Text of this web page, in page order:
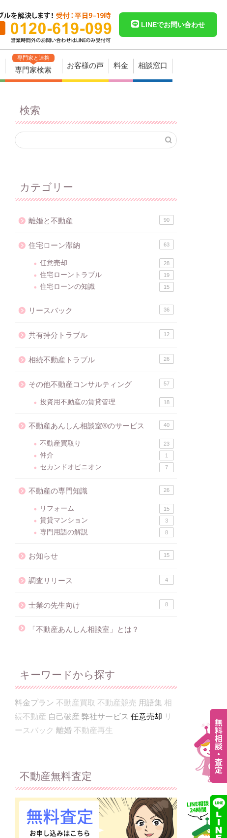
LINEでお問い合わせ
専門家と連携
専門家検索
お客様の声 料金 相談窓口
検索
カテゴリー
離婚と不動産 90
住宅ローン滞納 63
任意売却 28
住宅ローントラブル 19
住宅ローンの知識 15
リースバック 36
共有持分トラブル 12
相続不動産トラブル 26
その他不動産コンサルティング 57
投資用不動産の賃貸管理 18
不動産あんしん相談室®のサービス 40
不動産買取り 23
仲介 1
セカンドオピニオン 7
不動産の専門知識 26
リフォーム 15
賃貸マンション 3
専門用語の解説 8
お知らせ 15
調査リリース 4
士業の先生向け 8
「不動産あんしん相談室」とは？
キーワードから探す
料金プラン 不動産買取 不動産競売 用語集 相
続不動産 自己破産 弊社サービス 任意売却 リ
ースバック 離婚 不動産再生
不動産無料査定